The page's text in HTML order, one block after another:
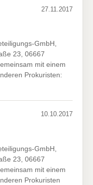
27.11.2017
GmbH,
23, 06667
mit einem
Prokuristen:
10.10.2017
GmbH,
23, 06667
mit einem
Prokuristen